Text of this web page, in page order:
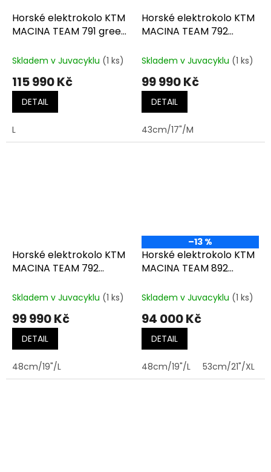
Horské elektrokolo KTM
MACINA TEAM 791 green
(silver+orange)
Skladem v Juvacyklu (1 ks)
115 990 Kč
DETAIL
L
Horské elektrokolo KTM
MACINA TEAM 792
Skladem v Juvacyklu (1 ks)
99 990 Kč
DETAIL
43cm/17"/M
Horské elektrokolo KTM
MACINA TEAM 792
Skladem v Juvacyklu (1 ks)
99 990 Kč
DETAIL
48cm/19"/L
–13 %
Horské elektrokolo KTM
MACINA TEAM 892
Skladem v Juvacyklu (1 ks)
94 000 Kč
DETAIL
48cm/19"/L 53cm/21"/XL